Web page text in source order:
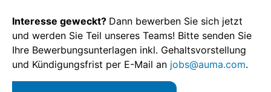
Interesse geweckt? Dann bewerben Sie sich jetzt
und werden Sie Teil unseres Teams! Bitte senden Sie
Ihre Bewerbungsunterlagen inkl. Gehaltsvorstellung
und Kündigungsfrist per E-Mail an jobs@auma.com.